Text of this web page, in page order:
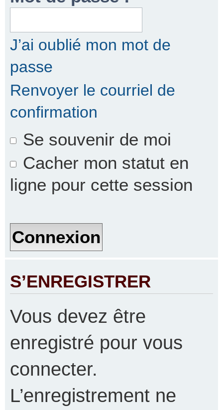
J’ai oublié mon mot de
passe
Renvoyer le courriel de
confirmation
Se souvenir de moi
Cacher mon statut en
ligne pour cette session
S’ENREGISTRER
Vous devez être
enregistré pour vous
connecter.
L’enregistrement ne